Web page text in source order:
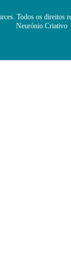
Todos os direitos
Neurónio Criativo